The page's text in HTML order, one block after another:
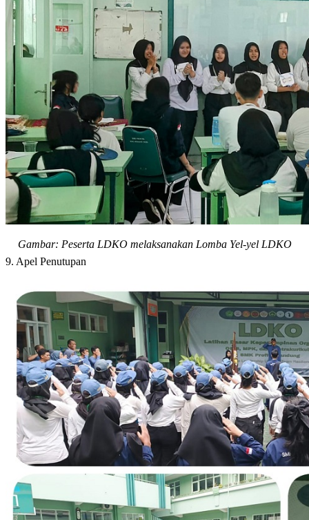
Gambar: Peserta LDKO melaksanakan Lomba Yel-yel LDKO
9. Apel Penutupan